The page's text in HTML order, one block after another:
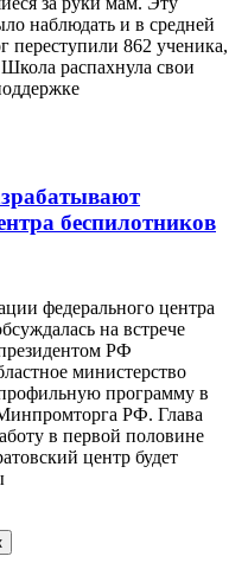
наблюдать и в средней
862 ученика,
распахнула свои
беспилотников
федерального центра
на встрече
РФ
министерство
программу в
РФ. Глава
в первой половине
центр будет